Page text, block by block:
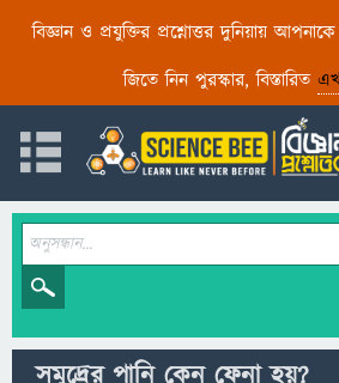
বিজ্ঞান ও প্রযুক্তির প্রশ্নোত্তর দুনিয়ায়
জিতে নিন পুরস্কার, বিস্তারিত